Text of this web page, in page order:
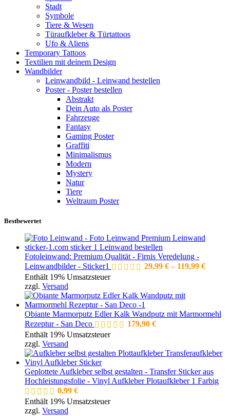
Stadt
Symbole
Tiere & Wesen
Türaufkleber & Türtattoos
Ufo & Aliens
Temporary Tattoos
Textilien mit deinem Design
Wandbilder
Leinwandbild - Leinwand bestellen
Poster - Poster bestellen
Abstrakt
Dein Auto als Poster
Fahrzeuge
Fantasy
Gaming Poster
Graffiti
Minimalismus
Modern
Mystery
Natur
Tiere
Weltraum Poster
Bestbewertet
Fotoleinwand: Premium Qualität - Firnis Veredelung -
Leinwandbilder - Sticker1
29,99 € – 119,99 €
Enthält 19% Umsatzsteuer
zzgl. Versand
Obiante Marmorputz Edler Kalk Wandputz mit Marmormehl
Rezeptur - San Deco
179,90 €
Enthält 19% Umsatzsteuer
zzgl. Versand
Geplottete Aufkleber selbst gestalten - Transfer Sticker aus
Hochleistungsfolie - Vinyl Aufkleber Plotaufkleber 1 Farbig
0,99 €
Enthält 19% Umsatzsteuer
zzgl. Versand